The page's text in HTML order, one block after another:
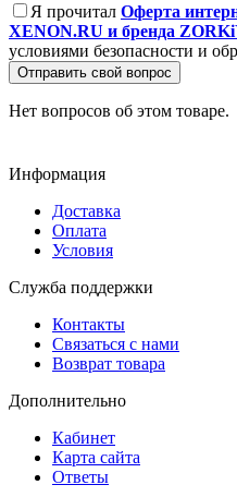
Я прочитал Оферта
XENON.RU и бренда
условиями безопасности и
Отправить свой вопрос
Нет вопросов об этом товаре.
Информация
Доставка
Оплата
Условия
Служба поддержки
Контакты
Связаться с нами
Возврат товара
Дополнительно
Кабинет
Карта сайта
Ответы